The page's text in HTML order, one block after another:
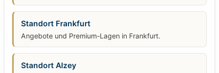
Standort Frankfurt
Angebote und Premium-Lagen in Frankfurt.
Standort Alzey